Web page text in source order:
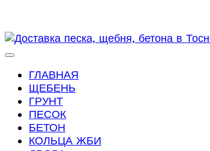
ГЛАВНАЯ
ЩЕБЕНЬ
ГРУНТ
ПЕСОК
БЕТОН
КОЛЬЦА ЖБИ